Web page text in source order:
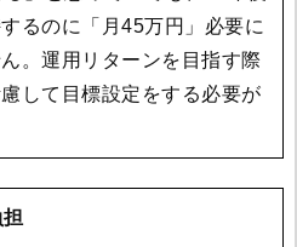
るのに「月45万円」必要に
。運用リターンを目指す際
して目標設定をする必要が